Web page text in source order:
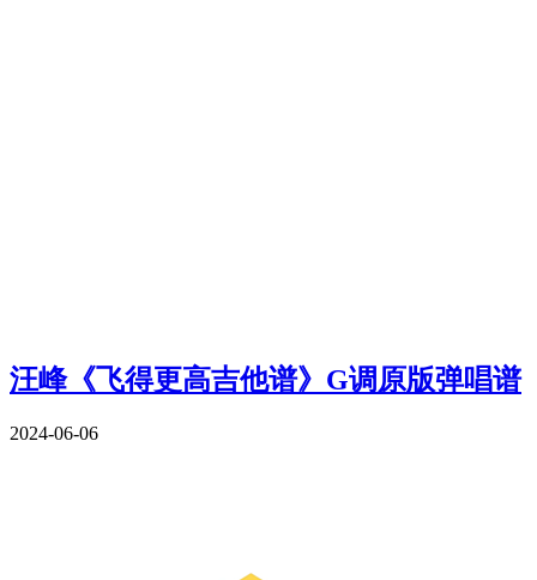
汪峰《飞得更高吉他谱》G调原版弹唱谱
2024-06-06